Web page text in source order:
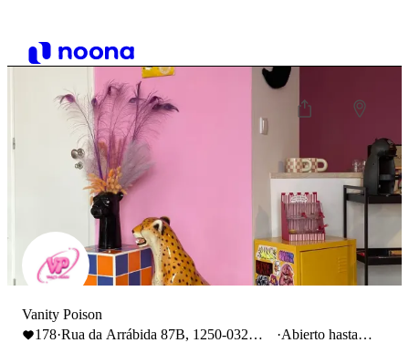
Vanity Poison
178·Rua da Arrábida 87B, 1250-032
·Abierto hasta